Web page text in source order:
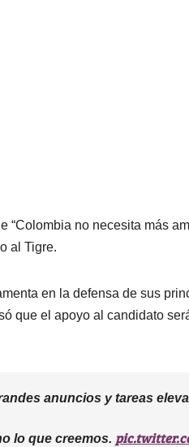
“Colombia no necesita más
al Tigre.
en la defensa de sus
que el apoyo al candidato
anuncios y tareas
lo que creemos.